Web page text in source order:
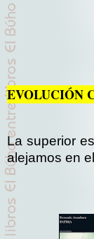
EVOLUCIÓN
La superior
alejamos en